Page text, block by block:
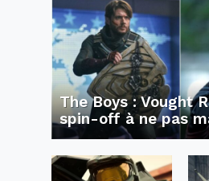
The Boys : Vought
spin-off à ne pas